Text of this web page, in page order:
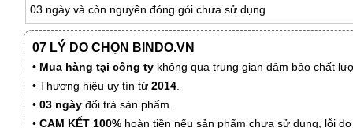
03 ngày và còn nguyên đóng gói chưa sử dụng
07 LÝ DO CHỌN BINDO.VN
• Mua hàng tại công ty không qua trung gian đảm bảo chất
• Thương hiệu uy tín từ 2014.
• 03 ngày đổi trả sản phẩm.
• CAM KẾT 100% hoàn tiền nếu sản phẩm chưa sử dụng, lỗi